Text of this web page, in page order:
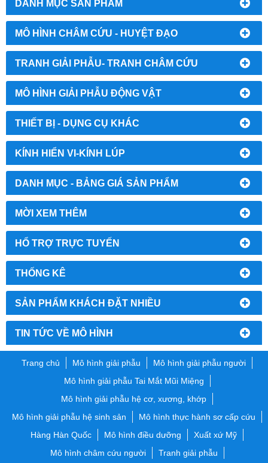
DANH MỤC SẢN PHẨM
MÔ HÌNH CHÂM CỨU - HUYỆT ĐẠO
TRANH GIẢI PHẪU- TRANH CHÂM CỨU
MÔ HÌNH GIẢI PHẪU ĐỘNG VẬT
THIẾT BỊ - DỤNG CỤ KHÁC
KÍNH HIỂN VI-KÍNH LÚP
DANH MỤC - BẢNG GIÁ SẢN PHẨM
MỜI XEM THÊM
HỔ TRỢ TRỰC TUYẾN
THỐNG KÊ
SẢN PHẨM KHÁCH ĐẶT NHIỀU
TIN TỨC VỀ MÔ HÌNH
Trang chủ Mô hình giải phẫu
Mô hình giải phẫu người
Mô hình giải phẫu Tai Mắt Mũi Miệng
Mô hình giải phẫu hệ cơ, xương, khớp
Mô hình giải phẫu hệ sinh sản
Mô hình thực hành sơ cấp cứu
Hàng Hàn Quốc
Mô hình điều dưỡng
Xuất xứ Mỹ
Mô hình châm cứu người
Tranh giải phẫu